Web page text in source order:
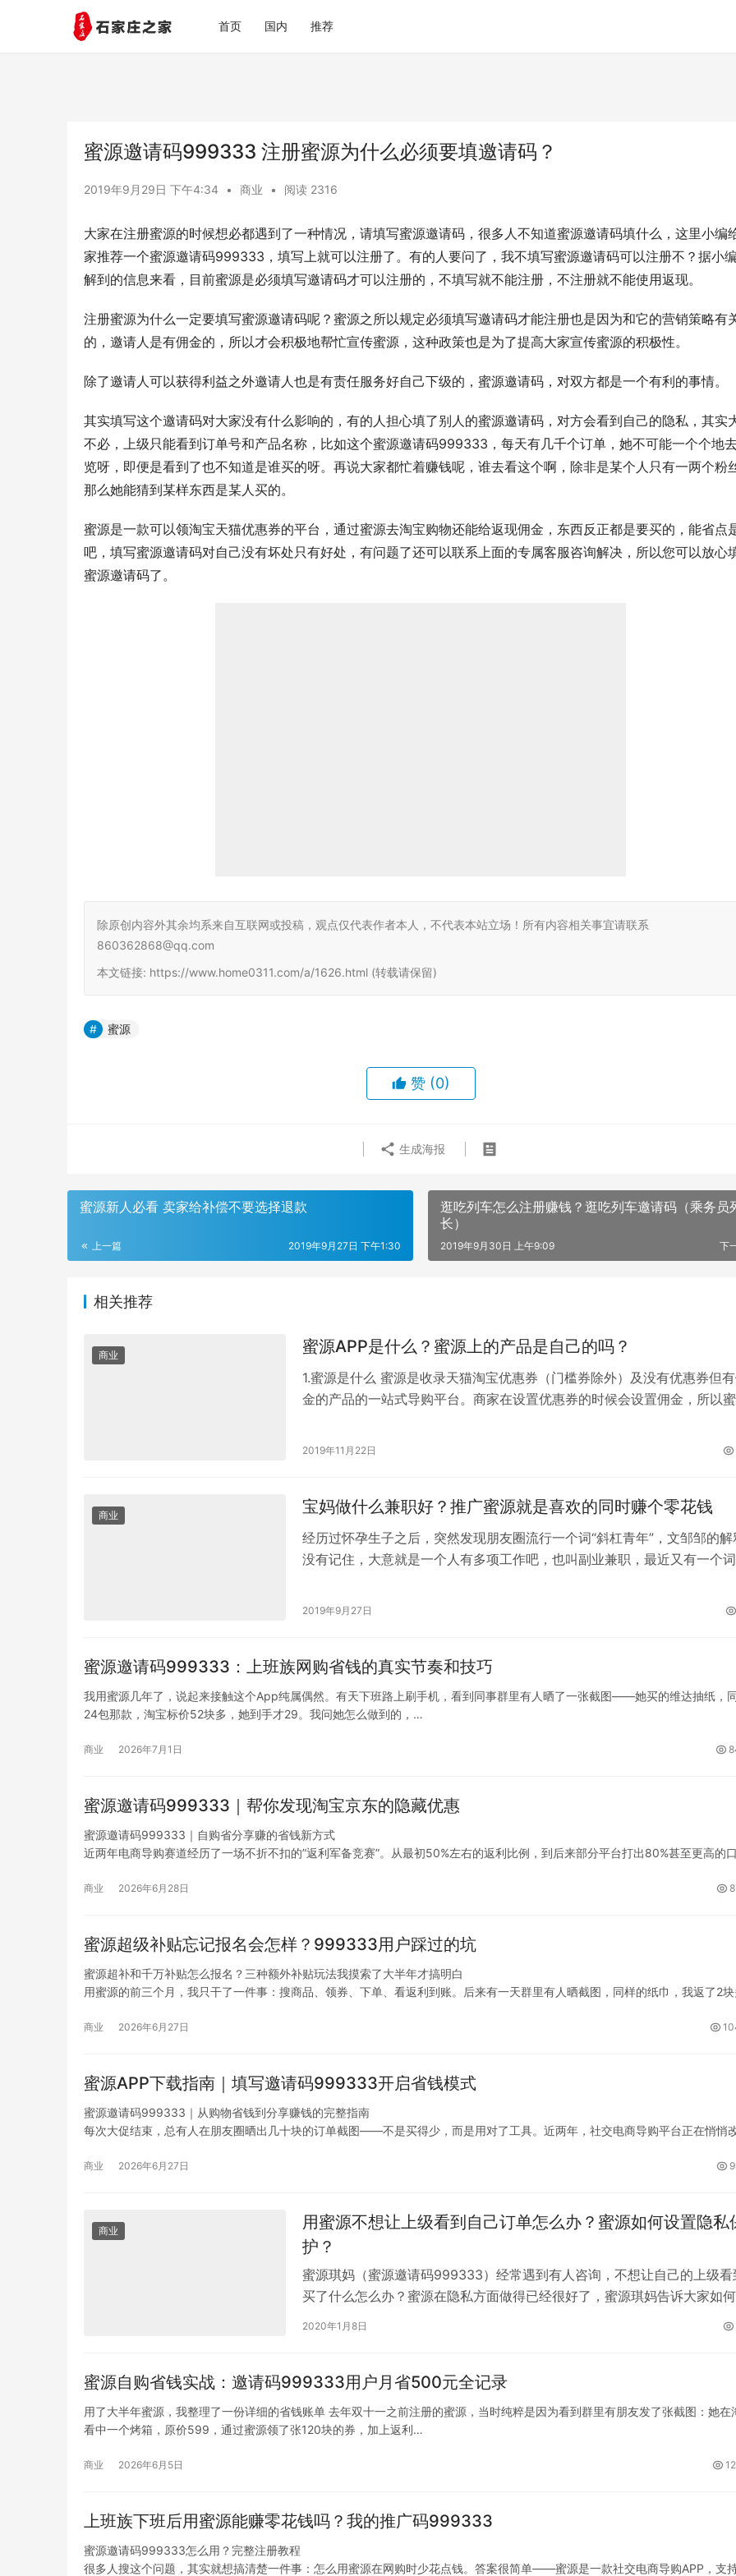
首页 国内 推荐
蜜源邀请码999333 注册蜜源为什么必须要填邀请码？
2019年9月29日 下午4:34 • 商业 • 阅读 2316
大家在注册蜜源的时候想必都遇到了一种情况，请填写蜜源邀请码，很多人不知道蜜源邀请码填什么，这里小编
家推荐一个蜜源邀请码999333，填写上就可以注册了。有的人要问了，我不填写蜜源邀请码可以注册不？据小
解到的信息来看，目前蜜源是必须填写邀请码才可以注册的，不填写就不能注册，不注册就不能使用返现。
注册蜜源为什么一定要填写蜜源邀请码呢？蜜源之所以规定必须填写邀请码才能注册也是因为和它的营销策略有
的，邀请人是有佣金的，所以才会积极地帮忙宣传蜜源，这种政策也是为了提高大家宣传蜜源的积极性。
除了邀请人可以获得利益之外邀请人也是有责任服务好自己下级的，蜜源邀请码，对双方都是一个有利的事情。
其实填写这个邀请码对大家没有什么影响的，有的人担心填了别人的蜜源邀请码，对方会看到自己的隐私，其实
不必，上级只能看到订单号和产品名称，比如这个蜜源邀请码999333，每天有几千个订单，她不可能一个个地
览呀，即便是看到了也不知道是谁买的呀。再说大家都忙着赚钱呢，谁去看这个啊，除非是某个人只有一两个粉
那么她能猜到某样东西是某人买的。
蜜源是一款可以领淘宝天猫优惠券的平台，通过蜜源去淘宝购物还能给返现佣金，东西反正都是要买的，能省点
吧，填写蜜源邀请码对自己没有坏处只有好处，有问题了还可以联系上面的专属客服咨询解决，所以您可以放心
蜜源邀请码了。
除原创内容外其余均系来自互联网或投稿，观点仅代表作者本人，不代表本站立场！所有内容相关事宜请联系
860362868@qq.com
本文链接: https://www.home0311.com/a/1626.html (转载请保留)
蜜源
赞 (0)
生成海报
蜜源新人必看 卖家给补偿不要选择退款
上一篇 2019年9月27日 下午1:30
逛吃列车怎么注册赚钱？逛吃列车邀请码（乘务员
长）
下
2019年9月30日 上午9:09
相关推荐
商业 蜜源APP是什么？蜜源上的产品是自己的吗？
1.蜜源是什么 蜜源是收录天猫淘宝优惠券（门槛券除外）及没有优惠券但
金的产品的一站式导购平台。商家在设置优惠券的时候会设置佣金，所以蜜
2019年11月22日
商业 宝妈做什么兼职好？推广蜜源就是喜欢的同时赚个零花钱
经历过怀孕生子之后，突然发现朋友圈流行一个词“斜杠青年”，文邹邹的解
没有记住，大意就是一个人有多项工作吧，也叫副业兼职，最近又有一个词
2019年9月27日
蜜源邀请码999333：上班族网购省钱的真实节奏和技巧
我用蜜源几年了，说起来接触这个App纯属偶然。有天下班路上刷手机，看到同事群里有人晒了一张截图——她买的维达抽纸，
24包那款，淘宝标价52块多，她到手才29。我问她怎么做到的，…
商业 2026年7月1日
蜜源邀请码999333｜帮你发现淘宝京东的隐藏优惠
蜜源邀请码999333｜自购省分享赚的省钱新方式
近两年电商导购赛道经历了一场不折不扣的”返利军备竞赛”。从最初50%左右的返利比例，到后来部分平台打出80%甚至更高的口
价的竞争终究会遇到天花板。当所有…
商业 2026年6月28日
蜜源超级补贴忘记报名会怎样？999333用户踩过的坑
蜜源超补和千万补贴怎么报名？三种额外补贴玩法我摸索了大半年才搞明白
用蜜源的前三个月，我只干了一件事：搜商品、领券、下单、看返利到账。后来有一天群里有人晒截图，同样的纸巾，我返了2块
那一刻我才意识到，蜜源里有个我…
商业 2026年6月27日
蜜源APP下载指南｜填写邀请码999333开启省钱模式
蜜源邀请码999333｜从购物省钱到分享赚钱的完整指南
每次大促结束，总有人在朋友圈晒出几十块的订单截图——不是买得少，而是用对了工具。近两年，社交电商导购平台正在悄悄
享赚钱的底层逻辑。
商业 2026年6月27日
商业
用蜜源不想让上级看到自己订单怎么办？蜜源如何设置隐私
护？
蜜源琪妈（蜜源邀请码999333）经常遇到有人咨询，不想让自己的上级看
买了什么怎么办？蜜源在隐私方面做得已经很好了，蜜源琪妈告诉大家如何
2020年1月8日
蜜源自购省钱实战：邀请码999333用户月省500元全记录
用了大半年蜜源，我整理了一份详细的省钱账单 去年双十一之前注册的蜜源，当时纯粹是因为看到群里有朋友发了张截图：她在
看中一个烤箱，原价599，通过蜜源领了张120块的券，加上返利…
商业 2026年6月5日
上班族下班后用蜜源能赚零花钱吗？我的推广码999333
蜜源邀请码999333怎么用？完整注册教程
很多人搜这个问题，其实就想搞清楚一件事：怎么用蜜源在网购时少花点钱。答案很简单——蜜源是一款社交电商导购APP，支